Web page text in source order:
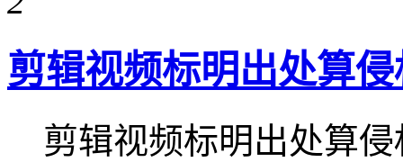
剪辑视频标明出处算侵
剪辑视频标明出处算侵